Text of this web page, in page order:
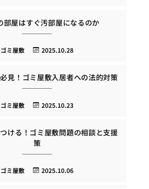
部屋はすぐ汚部屋になるのか
2025.10.28
ゴミ屋敷
見！ゴミ屋敷入居者への法的対策
2025.10.23
ゴミ屋敷
ける！ゴミ屋敷問題の相談と支援
策
2025.10.06
ゴミ屋敷